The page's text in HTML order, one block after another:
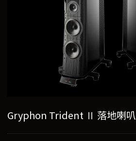
Gryphon Trident Ⅱ 落地喇叭